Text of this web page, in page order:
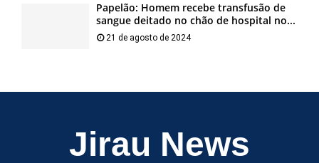
Papelão: Homem recebe transfusão de
sangue deitado no chão de hospital no...
21 de agosto de 2024
Jirau News